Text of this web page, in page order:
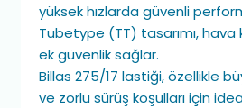
yüksek hızlarda güvenli
Tubetype (TT) tasarımı, hava
ek güvenlik sağlar.
Billas 275/17 lastiği, özellikle
ve zorlu sürüş koşulları için